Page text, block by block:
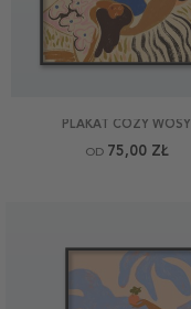
PLAKAT COZY WOSY
OD 75,00 ZŁ